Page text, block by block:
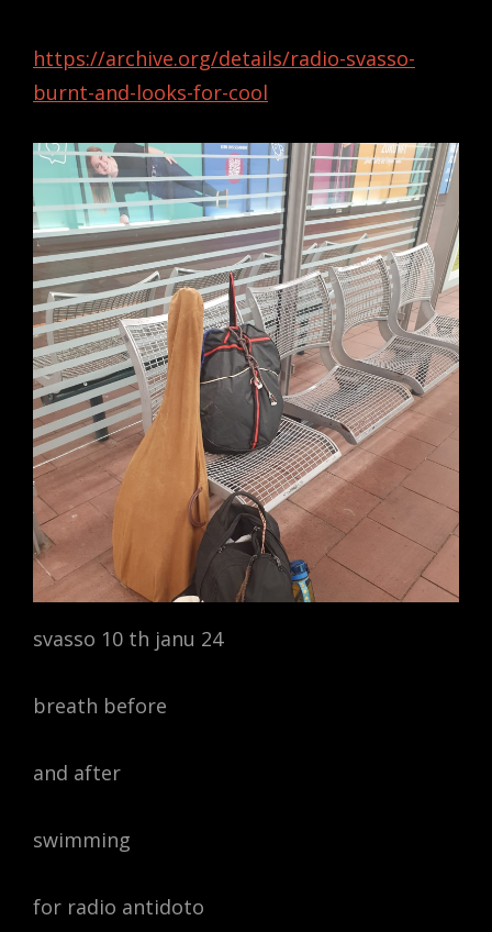
https://archive.org/details/radio-svasso-
burnt-and-looks-for-cool
svasso 10 th janu 24
breath before
and after
swimming
for radio antidoto